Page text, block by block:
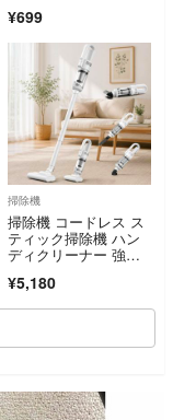
¥699
掃除機
掃除機 コードレス ス
ティック掃除機 ハン
ディクリーナー 強力
¥5,180